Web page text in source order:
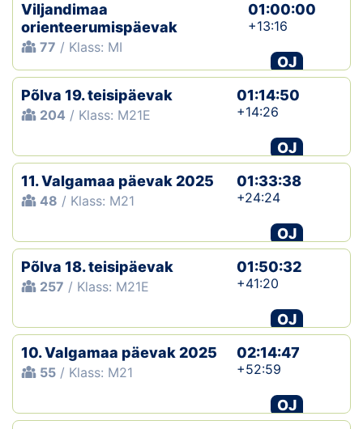
Viljandimaa
orienteerumispäevak
77 / Klass: MI
01:00:00
+13:16
OJ
Põlva 19. teisipäevak
204 / Klass: M21E
01:14:50
+14:26
OJ
11. Valgamaa päevak 2025
48 / Klass: M21
01:33:38
+24:24
OJ
Põlva 18. teisipäevak
257 / Klass: M21E
01:50:32
+41:20
OJ
10. Valgamaa päevak 2025
55 / Klass: M21
02:14:47
+52:59
OJ